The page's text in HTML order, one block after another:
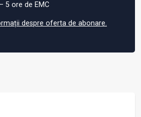
5 ore de EMC
despre oferta de abonare.